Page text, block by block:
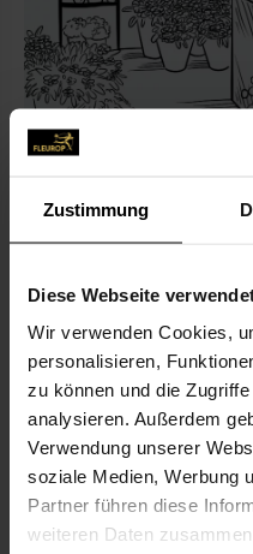
Zustimmung
Diese Webseite
Wir verwenden Cookies,
personalisieren,
zu können und die
analysieren. Außerdem
Verwendung unserer
soziale Medien, Werbung
Partner führen diese
weiteren Daten
KONTAKT
Floristik Querbeet
Stommen, René
Hauptstr. 32
52249 Eschweiler
02403-749 81 93